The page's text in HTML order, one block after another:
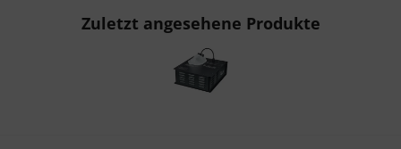
Zuletzt angesehene Produkte